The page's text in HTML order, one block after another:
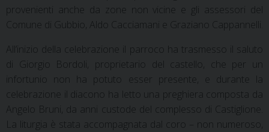
provenienti anche da zone non vicine e gli assessori del
Comune di Gubbio, Aldo Cacciamani e Graziano Cappannelli.
All’inizio della celebrazione il parroco ha trasmesso il saluto
di Giorgio Bordoli, proprietario del castello, che per un
infortunio non ha potuto esser presente, e durante la
celebrazione il diacono ha letto una preghiera composta da
Angelo Bruni, da anni custode del complesso di Castiglione.
La liturgia è stata accompagnata dal coro – non numeroso,